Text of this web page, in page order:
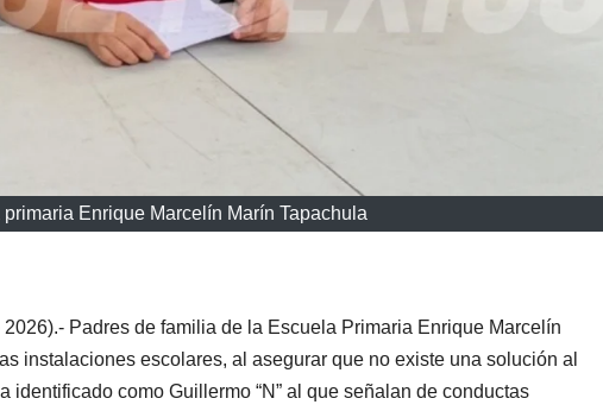
Enrique Marcelín Marín Tapachula
Padres de familia de la Escuela Primaria Enrique Marcelín
instalaciones escolares, al asegurar que no existe una solución al
como Guillermo “N” al que señalan de conductas